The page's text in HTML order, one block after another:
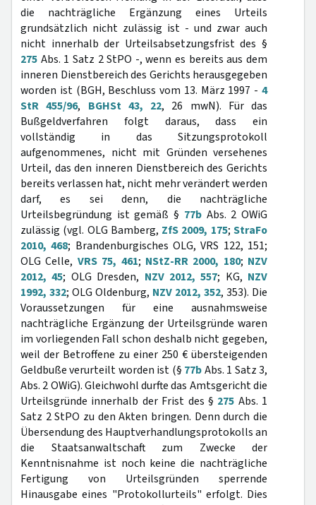
die nachträgliche Ergänzung eines Urteils
grundsätzlich nicht zulässig ist - und zwar auch
nicht innerhalb der Urteilsabsetzungsfrist des §
275 Abs. 1 Satz 2 StPO -, wenn es bereits aus dem
inneren Dienstbereich des Gerichts herausgegeben
worden ist (BGH, Beschluss vom 13. März 1997 - 4
StR 455/96, BGHSt 43, 22, 26 mwN). Für das
Bußgeldverfahren folgt daraus, dass ein
vollständig in das Sitzungsprotokoll
aufgenommenes, nicht mit Gründen versehenes
Urteil, das den inneren Dienstbereich des Gerichts
bereits verlassen hat, nicht mehr verändert werden
darf, es sei denn, die nachträgliche
Urteilsbegründung ist gemäß § 77bAbs. 2 OWiG
zulässig (vgl. OLG Bamberg, ZfS 2009, 175;StraFo
2010, 468; Brandenburgisches OLG, VRS 122, 151;
OLG Celle, VRS 75, 461; NStZ-RR 2000, 180; NZV
2012, 45; OLG Dresden, NZV 2012, 557; KG, NZV
1992, 332; OLG Oldenburg, NZV 2012, 352, 353). Die
Voraussetzungen für eine ausnahmsweise
nachträgliche Ergänzung der Urteilsgründe waren
im vorliegenden Fall schon deshalb nicht gegeben,
weil der Betroffene zu einer 250 € übersteigenden
Geldbuße verurteilt worden ist (§ 77bAbs. 1 Satz 3,
Abs. 2 OWiG). Gleichwohl durfte das Amtsgericht die
Urteilsgründe innerhalb der Frist des § 275 Abs. 1
Satz 2 StPO zu den Akten bringen. Denn durch die
Übersendung des Hauptverhandlungsprotokolls an
die Staatsanwaltschaft zum Zwecke der
Kenntnisnahme ist noch keine die nachträgliche
Fertigung von Urteilsgründen sperrende
Hinausgabe eines "Protokollurteils" erfolgt. Dies